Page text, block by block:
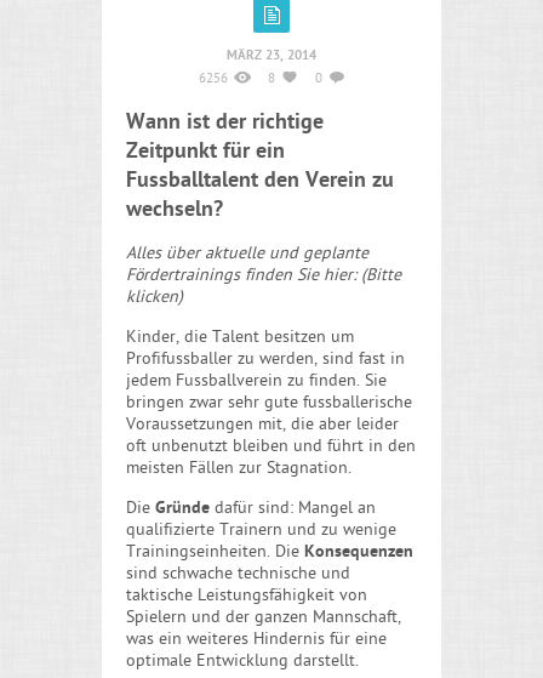
MÄRZ 23, 2014
6256 8 0
Wann ist der richtige
Zeitpunkt für ein
Fussballtalent den Verein zu
wechseln?
Alles über aktuelle und geplante
Fördertrainings finden Sie hier: (Bitte
klicken)
Kinder, die Talent besitzen um
Profifussballer zu werden, sind fast in
jedem Fussballverein zu finden. Sie
bringen zwar sehr gute fussballerische
Voraussetzungen mit, die aber leider
oft unbenutzt bleiben und führt in den
meisten Fällen zur Stagnation.
Die Gründe dafür sind: Mangel an
qualifizierte Trainern und zu wenige
Trainingseinheiten. Die Konsequenzen
sind schwache technische und
taktische Leistungsfähigkeit von
Spielern und der ganzen Mannschaft,
was ein weiteres Hindernis für eine
optimale Entwicklung darstellt.